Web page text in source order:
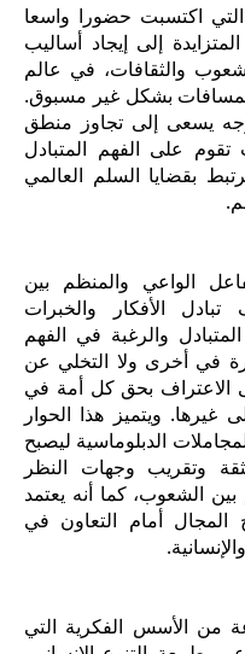
اكتسبت حضورا واسعا
إلى إيجاد أساليب
والثقافات، في عالم
بشكل غير مسبوق.
يسعى إلى تجاوز منطق
تقوم على الفهم المتبادل
بقضايا السلم العالمي
الواعي والمنظم بين
الأفكار والخبرات
والرغبة في الفهم
في أخرى ولا التخلي عن
الاعتراف بحق كل أمة في
غيرها. ويتميز هذا الحوار
الدبلوماسية ليصبح
وتقريب وجهات النظر
الشعوب، كما أنه يعتمد
المجال أمام التعاون في
من الأسس الفكرية التي